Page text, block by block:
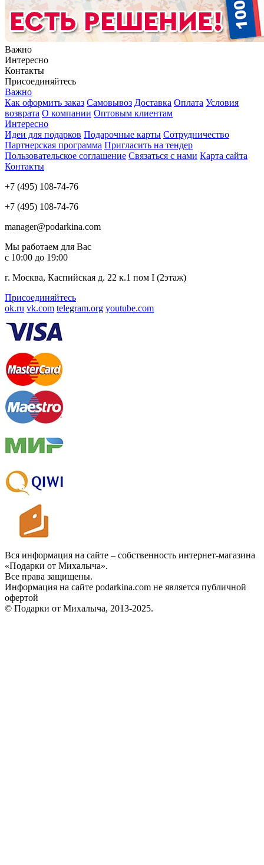
Важно
Интересно
Контакты
Присоединяйтесь
Важно
Как оформить заказ Самовывоз Доставка Оплата Условия
возврата О компании Оптовым клиентам
Интересно
Идеи для подарков Подарочные карты Сотрудничество
Партнерская программа Пригласить на тендер
Пользовательское соглашение Связаться с нами Карта сайта
Контакты
+7 (495) 108-74-76
+7 (495) 108-74-76
manager@podarkina.com
Мы работаем для Вас
с 10:00 до 19:00
г. Москва, Каспийская д. 22 к.1 пом I (2этаж)
Присоединяйтесь
ok.ru vk.com telegram.org youtube.com
Вся информация на сайте – собственность интернет-магазина
«Подарки от Михалыча».
Все права защищены.
Информация на сайте podarkina.com не является публичной
офертой
© Подарки от Михалыча, 2013-2025.